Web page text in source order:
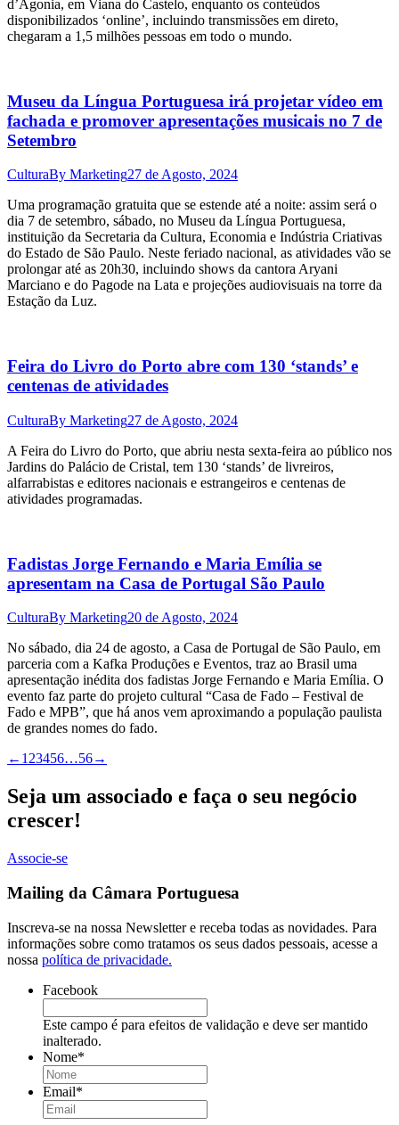
d’Agonia, em Viana do Castelo, enquanto os conteúdos
disponibilizados ‘online’, incluindo transmissões em direto,
chegaram a 1,5 milhões pessoas em todo o mundo.
Museu da Língua Portuguesa irá projetar vídeo em
fachada e promover apresentações musicais no 7 de
Setembro
CulturaBy Marketing27 de Agosto, 2024
Uma programação gratuita que se estende até a noite: assim será o
dia 7 de setembro, sábado, no Museu da Língua Portuguesa,
instituição da Secretaria da Cultura, Economia e Indústria Criativas
do Estado de São Paulo. Neste feriado nacional, as atividades vão se
prolongar até as 20h30, incluindo shows da cantora Aryani
Marciano e do Pagode na Lata e projeções audiovisuais na torre da
Estação da Luz.
Feira do Livro do Porto abre com 130 ‘stands’ e
centenas de atividades
CulturaBy Marketing27 de Agosto, 2024
A Feira do Livro do Porto, que abriu nesta sexta-feira ao público nos
Jardins do Palácio de Cristal, tem 130 ‘stands’ de livreiros,
alfarrabistas e editores nacionais e estrangeiros e centenas de
atividades programadas.
Fadistas Jorge Fernando e Maria Emília se
apresentam na Casa de Portugal São Paulo
CulturaBy Marketing20 de Agosto, 2024
No sábado, dia 24 de agosto, a Casa de Portugal de São Paulo, em
parceria com a Kafka Produções e Eventos, traz ao Brasil uma
apresentação inédita dos fadistas Jorge Fernando e Maria Emília. O
evento faz parte do projeto cultural “Casa de Fado – Festival de
Fado e MPB”, que há anos vem aproximando a população paulista
de grandes nomes do fado.
← 1 23456…56→
Seja um associado e faça o seu negócio
crescer!
Associe-se
Mailing da Câmara Portuguesa
Inscreva-se na nossa Newsletter e receba todas as novidades. Para
informações sobre como tratamos os seus dados pessoais, acesse a
nossa política de privacidade.
Facebook
Este campo é para efeitos de validação e deve ser mantido
inalterado.
Nome*
Email*